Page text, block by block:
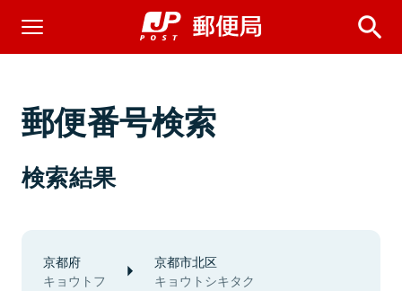
郵便番号検索
検索結果
京都府
キョウトフ
京都市北区
キョウトシキタク